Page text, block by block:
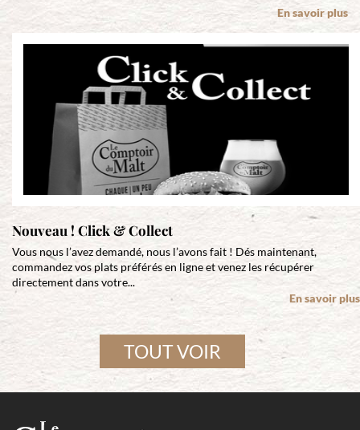
En savoir plus
Nouveau ! Click & Collect
Vous nous l’avez demandé, nous l’avons fait ! Dés maintenant,
commandez vos plats préférés en ligne et venez les récupérer
directement dans votre...
En savoir plus
TOUT VOIR